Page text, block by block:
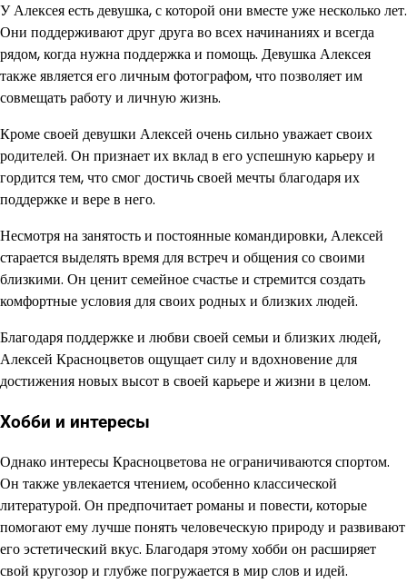
У Алексея есть девушка, с которой они вместе уже несколько лет.
Они поддерживают друг друга во всех начинаниях и всегда
рядом, когда нужна поддержка и помощь. Девушка Алексея
также является его личным фотографом, что позволяет им
совмещать работу и личную жизнь.
Кроме своей девушки Алексей очень сильно уважает своих
родителей. Он признает их вклад в его успешную карьеру и
гордится тем, что смог достичь своей мечты благодаря их
поддержке и вере в него.
Несмотря на занятость и постоянные командировки, Алексей
старается выделять время для встреч и общения со своими
близкими. Он ценит семейное счастье и стремится создать
комфортные условия для своих родных и близких людей.
Благодаря поддержке и любви своей семьи и близких людей,
Алексей Красноцветов ощущает силу и вдохновение для
достижения новых высот в своей карьере и жизни в целом.
Хобби и интересы
Однако интересы Красноцветова не ограничиваются спортом.
Он также увлекается чтением, особенно классической
литературой. Он предпочитает романы и повести, которые
помогают ему лучше понять человеческую природу и развивают
его эстетический вкус. Благодаря этому хобби он расширяет
свой кругозор и глубже погружается в мир слов и идей.